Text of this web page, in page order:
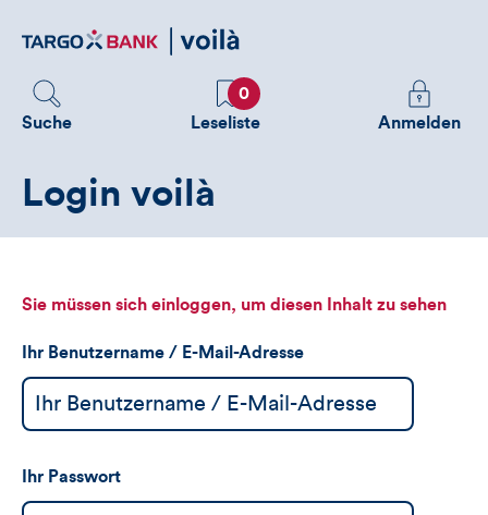
zum
Suche
Favoriten
0
Leseliste
Melden
Sie
sehen
Anmelden
Login voilà
Sie müssen sich einloggen, um diesen Inhalt zu sehen
Ihr Benutzername / E-Mail-Adresse
Ihr Passwort